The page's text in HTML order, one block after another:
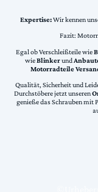
Expertise:Wir kennen
Fazit:
Egal ob Verschleißteile wie
wieBlinkerund
Motorradteile
Qualität, Sicherheit und
Durchstöbere jetzt unseren
genieße das Schrauben mit